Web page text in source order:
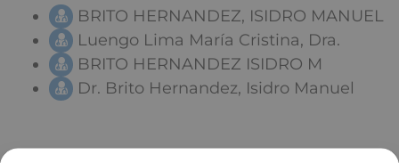
BRITO HERNANDEZ, ISIDRO MANUEL
Luengo Lima María Cristina, Dra.
BRITO HERNANDEZ ISIDRO M
Dr. Brito Hernandez, Isidro Manuel